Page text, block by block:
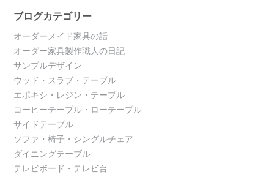
ブログカテゴリー
オーダーメイド家具の話
オーダー家具製作職人の日記
サンプルデザイン
ウッド・スラブ・テーブル
エポキシ・レジン・テーブル
コーヒーテーブル・ローテーブル
サイドテーブル
ソファ・椅子・シングルチェア
ダイニングテーブル
テレビボード・テレビ台